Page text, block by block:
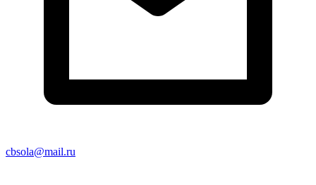
cbsola@mail.ru